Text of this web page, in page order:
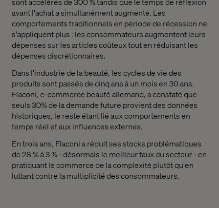
avant l'achat a simultanément augmenté. Les
comportements traditionnels en période de récession ne
s'appliquent plus : les consommateurs augmentent leurs
dépenses sur les articles coûteux tout en réduisant les
dépenses discrétionnaires.
Dans l'industrie de la beauté, les cycles de vie des
produits sont passés de cinq ans à un mois en 30 ans.
Flaconi, e-commerce beauté allemand, a constaté que
seuls 30% de la demande future provient des données
historiques, le reste étant lié aux comportements en
temps réel et aux influences externes.
En trois ans, Flaconia réduit ses stocks problématiques
de 28 % à 3 % - désormais le meilleur taux du secteur - en
pratiquant le commerce de la complexité plutôt qu'en
luttant contre la multiplicité des consommateurs.